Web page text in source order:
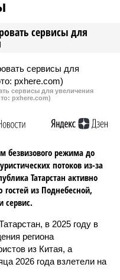
сервисы для
сервисы для увеличения
pxhere.com)
безвизового режима до
потоков из-за
Татарстан активно
из Поднебесной,
сервис.
в 2025 году в
региона
из Китая, а
2026 года взлетели на